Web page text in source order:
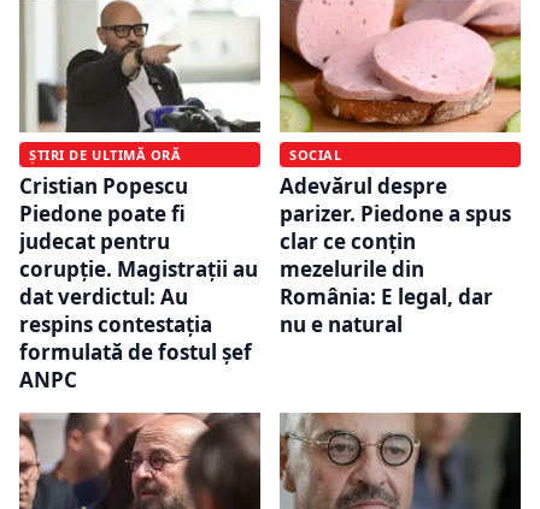
ȘTIRI DE ULTIMĂ ORĂ
Cristian Popescu
Piedone poate fi
judecat pentru
corupție. Magistrații au
dat verdictul: Au
respins contestația
formulată de fostul șef
ANPC
SOCIAL
Adevărul despre
parizer. Piedone a spus
clar ce conțin
mezelurile din
România: E legal, dar
nu e natural